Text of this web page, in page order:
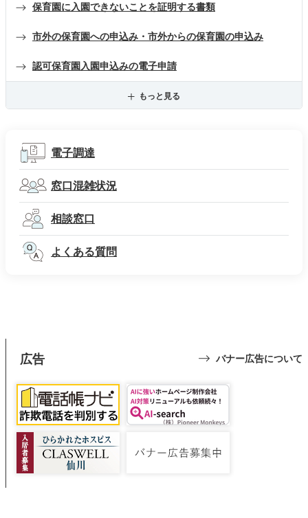
保育園に入園できないことを証明する書類
市外の保育園への申込み・市外からの保育園の申込み
認可保育園入園申込みの電子申請
もっと見る
電子調達
窓口混雑状況
相談窓口
よくある質問
広告 バナー広告について